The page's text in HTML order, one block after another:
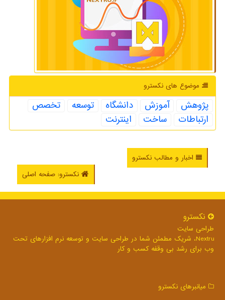
موضوع های نكسترو
پژوهش آموزش دانشگاه توسعه
تخصص
ارتباطات
ساخت اینترنت
اخبار و مطالب نکسترو
نکسترو: صفحه اصلی
نكسترو
طراحی سایت
Nextru، شریک مطمئن شما در طراحی سایت و توسعه نرم افزارهای تحت
وب برای رشد بی وقفه کسب و کار
میانبرهای نكسترو